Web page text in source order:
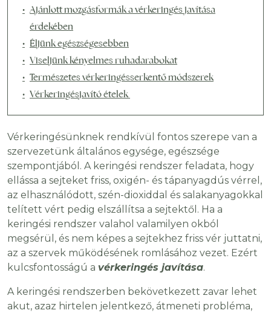
Ajánlott mozgásformák a vérkeringés javítása
érdekében
Éljünk egészségesebben
Viseljünk kényelmes ruhadarabokat
Természetes vérkeringésserkentő módszerek
Vérkeringésjavító ételek
Vérkeringésünknek rendkívül fontos szerepe van a
szervezetünk általános egysége, egészsége
szempontjából. A keringési rendszer feladata, hogy
ellássa a sejteket friss, oxigén- és tápanyagdús vérrel,
az elhasználódott, szén-dioxiddal és salakanyagokkal
telített vért pedig elszállítsa a sejtektől. Ha a
keringési rendszer valahol valamilyen okból
megsérül, és nem képes a sejtekhez friss vér juttatni,
az a szervek működésének romlásához vezet. Ezért
kulcsfontosságú a vérkeringés javítása.
A keringési rendszerben bekövetkezett zavar lehet
akut, azaz hirtelen jelentkező, átmeneti probléma,